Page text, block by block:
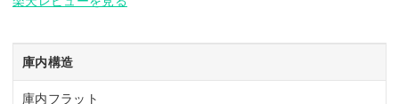
庫内構造
庫内フラット